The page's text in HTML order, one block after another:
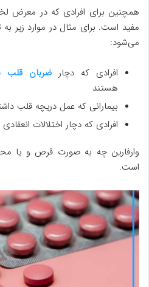
همچنین برای افرادی که در معرض
مفید است. برای مثال در موارد زیر
می‌شود:
افرادی که دچار ضربان قلب
هستند
بیمارانی که عمل دریچه قلب
افرادی که دچار اختلالات
وارفارین چه به صورت قرص و یا
است.